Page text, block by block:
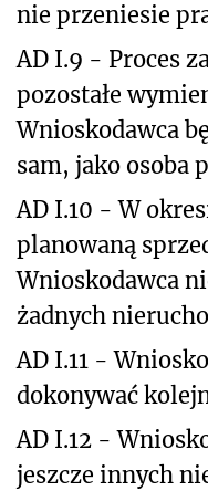
nie przeniesie
AD I.9 - Proces
pozostałe
Wnioskodawca
sam, jako osoba
AD I.10 - W
planowaną
Wnioskodawca
żadnych
AD I.11 -
dokonywać
AD I.12 -
jeszcze innych